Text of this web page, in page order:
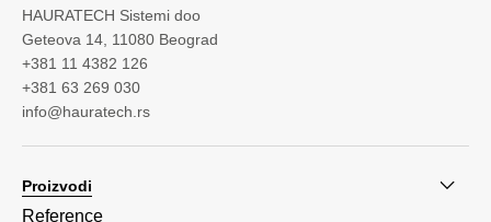
HAURATECH Sistemi doo
Geteova 14, 11080 Beograd
+381 11 4382 126
+381 63 269 030
info@hauratech.rs
Proizvodi
Reference